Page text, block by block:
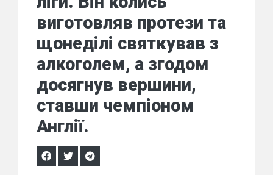
виготовляв протези та
щонеділі святкував з
алкоголем, а згодом
досягнув вершини,
ставши чемпіоном
Англії.